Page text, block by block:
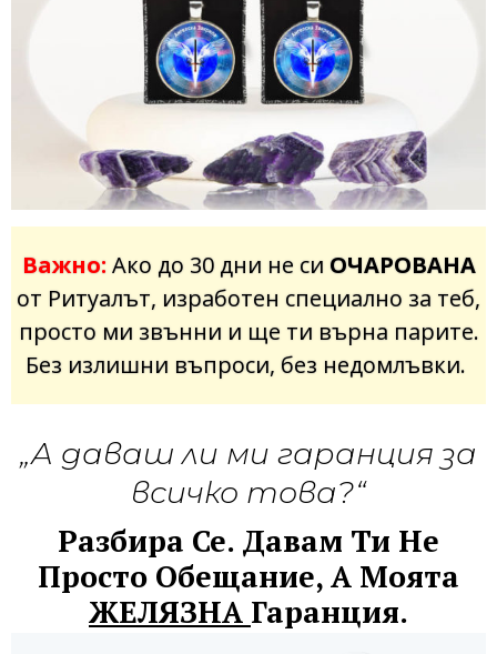
Важно: Ако до 30 дни не си ОЧАРОВАНА
от Ритуалът, изработен специално за теб,
просто ми звънни и ще ти върна парите.
Без излишни въпроси, без недомлъвки.
„А даваш ли ми гаранция за
всичко това?“
Разбира Се. Давам Ти Не
Просто Обещание, А Моята
ЖЕЛЯЗНА Гаранция.